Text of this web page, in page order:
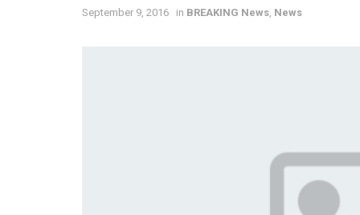
September 9, 2016 in BREAKING News News